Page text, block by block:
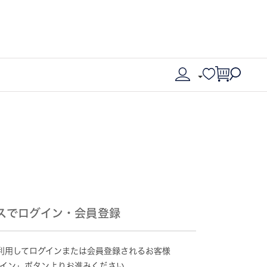
でログイン・会員登録
してログインまたは会員登録されるお客様